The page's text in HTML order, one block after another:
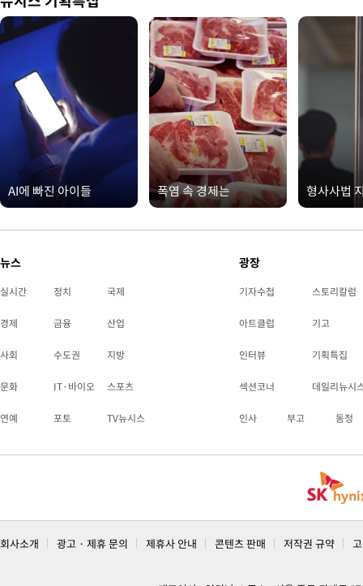
AI에 빠진 아이들 폭염 속 경제는 형사사법
뉴스
실시간 정치 국제
경제 금융 산업
사회 수도권 지방
문화 IT·바이오 스포츠
연예 포토 TV뉴시스
광장
기자수첩 스토리칼럼
아트클럽 기고
인터뷰 기획특집
섹션코너 데일리뉴시
인사 부고 동정
회사소개 광고 · 제휴 문의 제휴사 안내 콘텐츠 판매 저작권 규약